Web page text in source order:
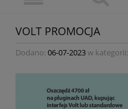
VOLT PROMOCJA
Dodano: 06-07-2023w kategorii: